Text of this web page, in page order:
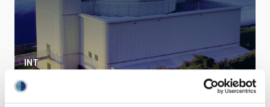
INT
Telescope
Ø 250.00 cm